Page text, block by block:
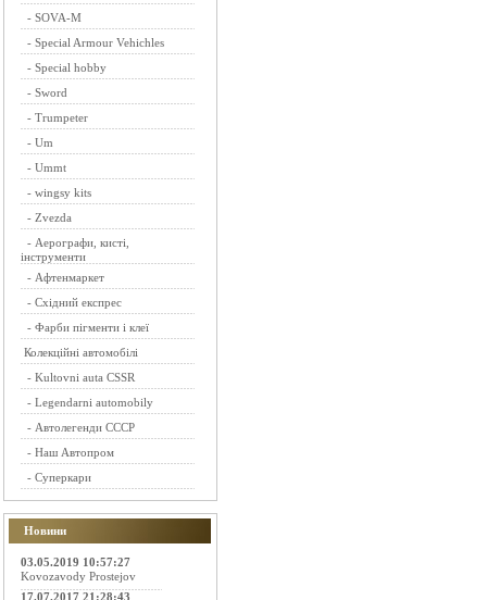
- SOVA-M
- Special Armour Vehichles
- Special hobby
- Sword
- Trumpeter
- Um
- Ummt
- wingsy kits
- Zvezda
- Аерографи, кисті,
інструменти
- Афтенмаркет
- Східний експрес
- Фарби пігменти і клеї
Колекційні автомобілі
- Kultovni auta CSSR
- Legendarni automobily
- Автолегенди СССР
- Наш Автопром
- Суперкари
Новини
03.05.2019 10:57:27
Kovozavody Prostejov
17.07.2017 21:28:43